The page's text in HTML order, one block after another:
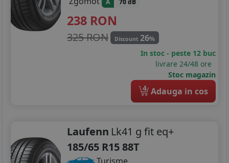
A 70 dB
238 RON
325 RON Discount 26%
In stoc - peste 12 buc
livrare 24/48 ore
Stoc magazin
4 Adauga in cos
Laufenn Lk41 g fit eq+
185/65 R15 88T